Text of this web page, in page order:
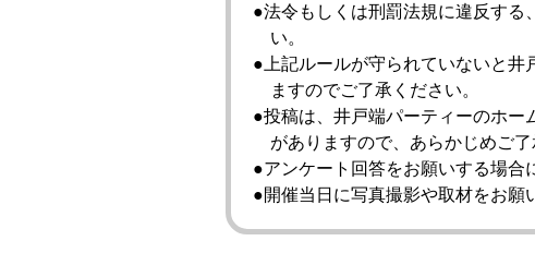
法令もしくは刑罰法規に違反する
い。
上記ルールが守られていないと
ますのでご了承ください。
投稿は、井戸端パーティーのホー
がありますので、あらかじめご了
アンケート回答をお願いする場合
開催当⽇に写真撮影や取材をお願